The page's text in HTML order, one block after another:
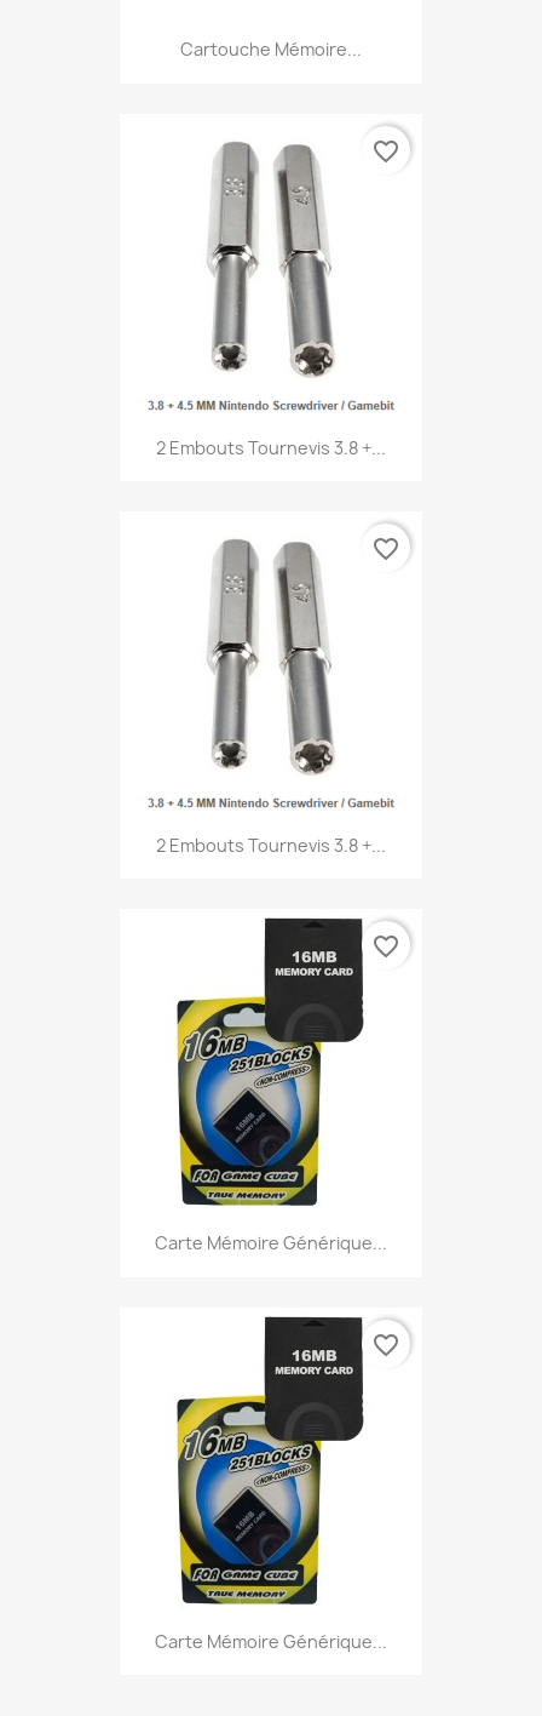
Cartouche Mémoire...
2 Embouts Tournevis 3.8 +...
favorite_border
2 Embouts Tournevis 3.8 +...
favorite_border
Carte Mémoire Générique...
favorite_border
Carte Mémoire Générique...
favorite_border